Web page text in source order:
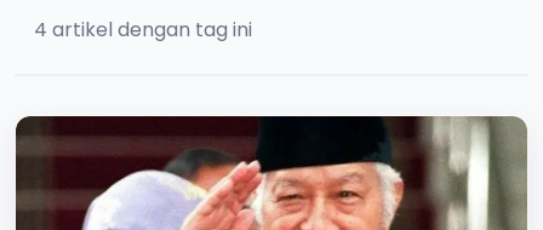
4 artikel dengan tag ini